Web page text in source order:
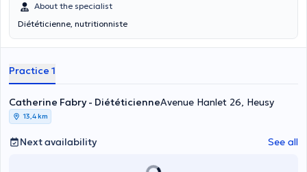
About the specialist
Diététicienne, nutritionniste
Practice 1
Catherine Fabry - DiététicienneAvenue Hanlet 26, Heusy
13,4 km
Next availability See all